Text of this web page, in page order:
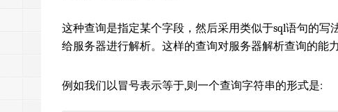
这种查询是指定某个字段，然后采用类似于sql语句的
给服务器进行解析。这样的查询对服务器解析查询的能
例如我们以冒号表示等于,则一个查询字符串的形式是: